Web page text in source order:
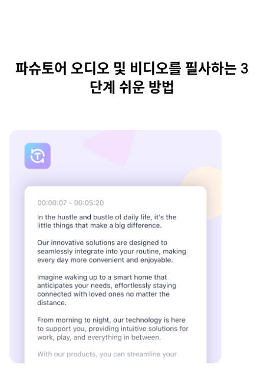
파슈토어 오디오 및 비디오를 필사하는 3
단계 쉬운 방법